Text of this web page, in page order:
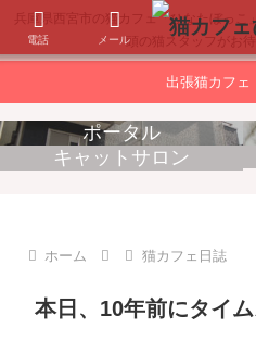
兵庫県西宮市の猫カフェ「ひなたぼっ
頭の猫スタッフがお
出張猫カフ
ポータル
キャットサロン
ホーム 猫カフェ日誌
本日、10年前にタイ
電話 メール